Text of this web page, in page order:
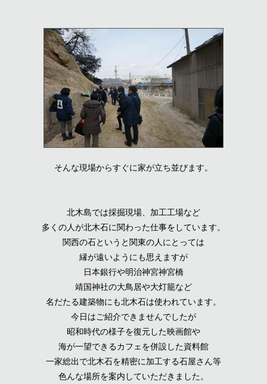
そんな現場からすぐに家が立ち並びます。
北木島では採掘現場、加工工場など
多くの人が北木石に関わった仕事をしています。
関西の石というと関東の人にとっては
縁が遠いようにも思えますが
日本銀行や明治神宮神宮橋
靖国神社の大鳥居や大灯籠など
名だたる建築物にも北木石は使われています。
今日はご紹介できませんでしたが
昭和時代の様子を復元した映画館や
海が一望できるカフェを併設した資料館
一家総出で北木石を精密に加工する石屋さん等
色んな場所を案内していただきました。